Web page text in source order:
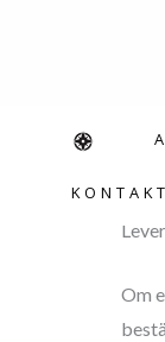
KONTAKT
Om